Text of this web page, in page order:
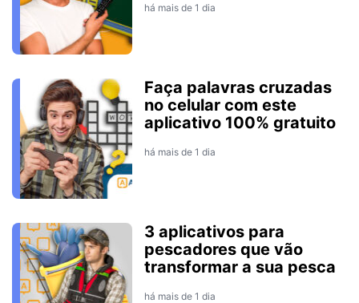
há mais de 1 dia
Faça palavras cruzadas
no celular com este
aplicativo 100% gratuito
há mais de 1 dia
3 aplicativos para
pescadores que vão
transformar a sua pesca
há mais de 1 dia